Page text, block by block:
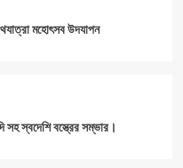
মহোৎসব উদযাপন
সহ স্বদেশি বস্ত্রের সম্ভার।